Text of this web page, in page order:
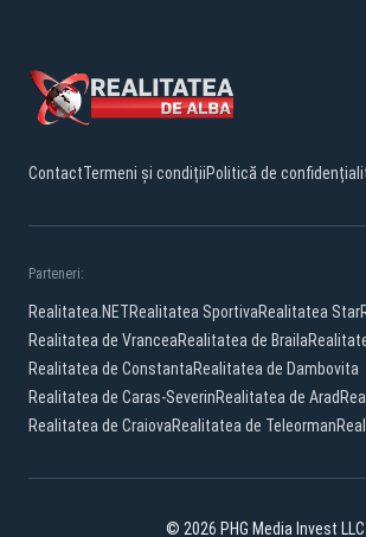
ContactTermeni și condițiiPolitică de
Parteneri:
Realitatea.NETRealitatea SportivaRealitatea Star
Realitatea de VranceaRealitatea de Braila
Realitatea de ConstantaRealitatea de Dambovita
Realitatea de Caras-SeverinRealitatea de Arad
Realitatea de CraiovaRealitatea de Teleorman
© 2026 PHG Media Invest LLC